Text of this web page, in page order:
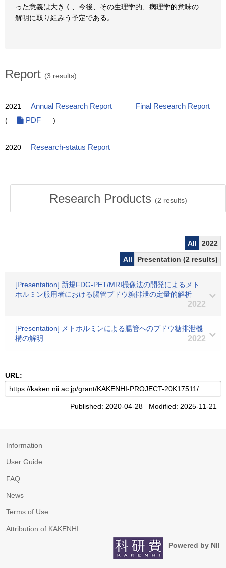
った意義は大きく、今後、その生理学的、病理学的意味の
解明に取り組みう予定である。
Report (3 results)
2021 Annual Research Report
Final Research Report
(
PDF )
2020 Research-status Report
Research Products (2 results)
All
2022
All
Presentation (2 results)
[Presentation] 新規FDG-PET/MRI撮像法の開発によるメト
ホルミン服用者における腸管ブドウ糖排泄の定量的解析
2022
[Presentation] メトホルミンによる腸管へのブドウ糖排泄機
構の解明
2022
URL:
Published: 2020-04-28 Modified: 2025-11-21
Information
User Guide
FAQ
News
Terms of Use
Attribution of KAKENHI
Powered by NII